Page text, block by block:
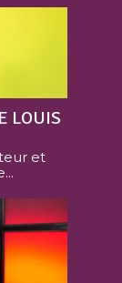
LOUIS
et